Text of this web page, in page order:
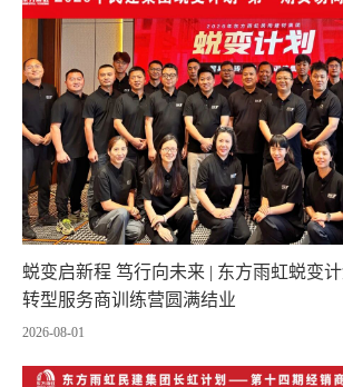
蜕变启新程 笃行向未来 | 东方雨虹蜕变
转型服务商训练营圆满结业
2026-08-01